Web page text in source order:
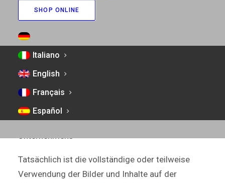
SHOP ONLINE
Italiano
English
Français
Español
geltenden nationalen und internationalen Regeln
und Vorschriften einzuhalten und ist allein
verantwortlich für alle vom Benutzer selbst
87 und 88 des Gesetzes 663/41 sind alle auf den
verschiedenen Seiten der Website
demo.studio7am.it%2Fproback
Fotos das ausschließliche Eigentum des
Unternehmens
Tatsächlich ist die vollständige oder teilweise
Verwendung der Bilder und Inhalte auf der